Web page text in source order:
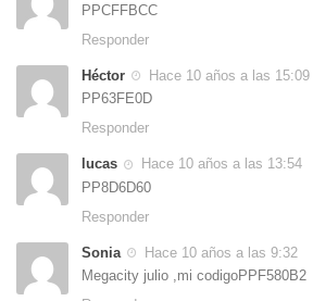
PPCFFBCC
Responder
Héctor
Hace 10 años a las 15:09
PP63FE0D
Responder
lucas
Hace 10 años a las 13:54
PP8D6D60
Responder
Sonia
Hace 10 años a las 9:32
Megacity julio ,mi codigoPPF580B2